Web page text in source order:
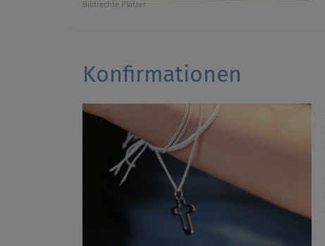
Bildrechte Platzer
Konfirmationen